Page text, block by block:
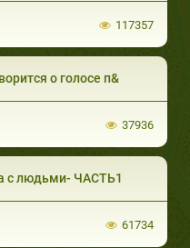
117357
о голосе п&
37936
с людьми- ЧАСТЬ1
61734